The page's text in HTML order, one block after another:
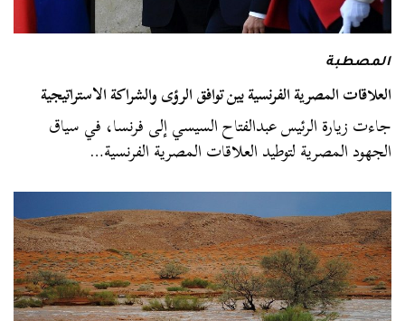
المصطبة
العلاقات المصرية الفرنسية بين توافق الرؤى والشراكة الاستراتيجية
جاءت زيارة الرئيس عبدالفتاح السيسي إلى فرنسا، في سياق
الجهود المصرية لتوطيد العلاقات المصرية الفرنسية…